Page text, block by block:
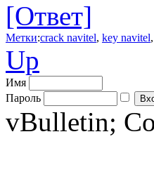
[Ответ]
Метки:crack navitel, key navitel,
Up
Имя
Пароль
vBulletin;